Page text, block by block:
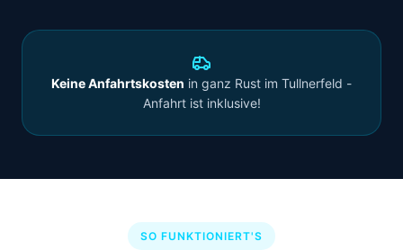
Keine Anfahrtskosten in ganz Rust im Tullnerfeld -
Anfahrt ist inklusive!
SO FUNKTIONIERT'S